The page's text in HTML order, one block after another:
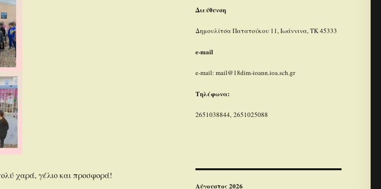
χαρά, γέλιο και προσφορά!
Διεύθυνση
Δημουλίτσα Πατατούκου 11, Ιωάννινα, ΤΚ 45333
e-mail
e-mail: mail@18dim-ioann.ioa.sch.gr
Τηλέφωνα:
2651038844, 2651025088
Αύγουστος 2026